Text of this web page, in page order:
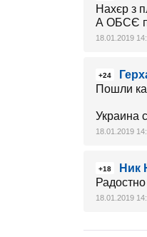
Нахєр з
А ОБСЄ
18.01.2019
+24
Пошли
Украина
18.01.2019
+18
Ник
18.01.2019